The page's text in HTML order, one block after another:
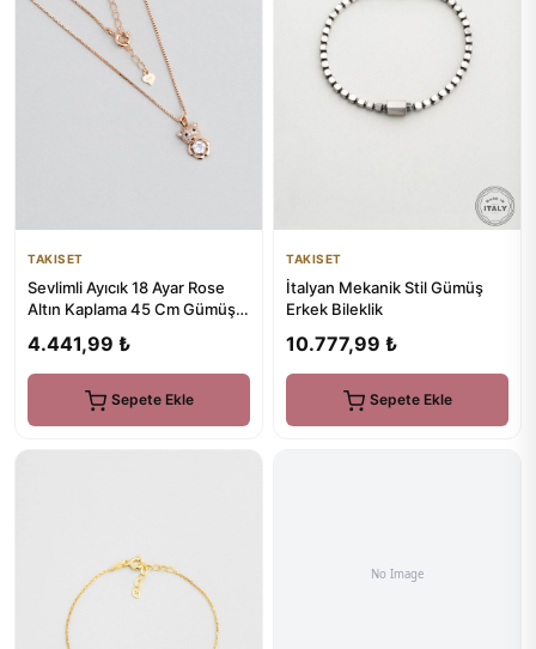
TAKISET
Sevlimli Ayıcık 18 Ayar Rose
Altın Kaplama 45 Cm Gümüş
4.441,99 ₺
Sepete Ekle
TAKISET
İtalyan Mekanik Stil Gümüş
Erkek Bileklik
10.777,99 ₺
Sepete Ekle